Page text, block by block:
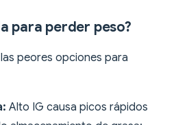
para perder peso?
peores opciones para
Alto IG causa picos rápidos